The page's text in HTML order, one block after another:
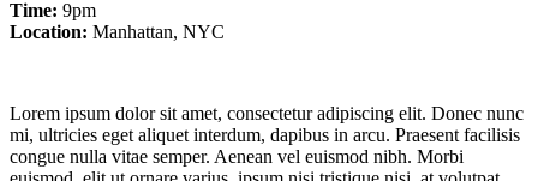
Time: 9pm
Location: Manhattan, NYC
Lorem ipsum dolor sit amet, consectetur adipiscing elit. Donec nunc
mi, ultricies eget aliquet interdum, dapibus in arcu. Praesent facilisis
congue nulla vitae semper. Aenean vel euismod nibh. Morbi